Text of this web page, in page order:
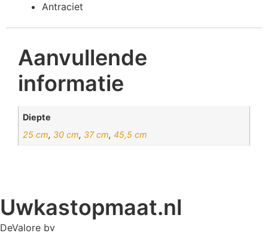
Antraciet
Aanvullende
informatie
Diepte
25 cm, 30 cm, 37 cm,45,5 cm
Uwkastopmaat.nl
DeValore bv